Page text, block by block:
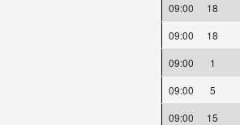
09:00
18
09:00
18
09:00
1
09:00
5
09:00
15